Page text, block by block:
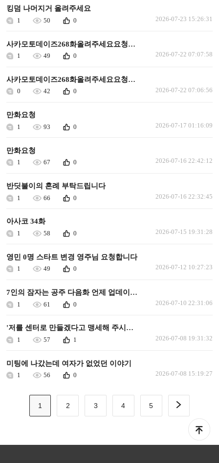
킹덤 나머지거 올려주세요
1 50 0 2026-07-23 15:26:31
사카모토데이즈268화올려주세요요청합니다
1 49 0 2026-07-22 07:07:58
사카모토데이즈268화올려주세요요청합니다
0 42 0 2026-07-22 07:06:56
만화요청
1 93 0 2026-07-17 01:16:09
만화요청
1 67 0 2026-07-16 22:42:12
반딧불이의 혼례 부탁드립니다
1 66 0 2026-07-16 22:32:45
아사코 34화
1 58 0 2026-07-15 19:31:28
영민 0명 스타트 변경 영주님 요청합니다
1 49 0 2026-07-12 10:27:23
7인의 잠자는 공주 다음화 언제 업데이트되나요.
1 61 0 2026-07-10 22:31:06
'저를 센터로 만들겠다고 맹세해 주시겠어요?' 다음화 업데이트 해주세요.
1 57 1 2026-07-08 19:31:32
미팅에 나갔는데 여자가 없었던 이야기
1 56 0 2026-07-08 15:19:27
1 2 3 4 5